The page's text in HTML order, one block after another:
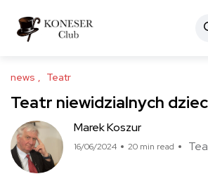
news Teatr
Teatr niewidzialnych
Marek Koszur
16/06/2024 20 min read